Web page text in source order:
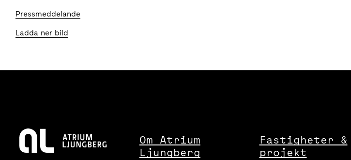
Pressmeddelande
Ladda ner bild
Om Atrium
Ljungberg
Fastigheter &
projekt